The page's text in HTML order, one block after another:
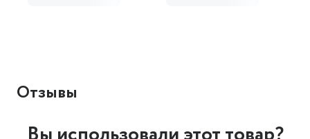
Отзывы
Вы использовали этот товар?